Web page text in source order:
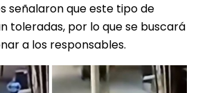
señalaron que este tipo de
toleradas, por lo que se buscará
a los responsables.